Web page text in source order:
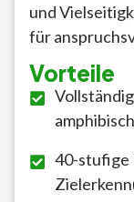
und
für
Vorteile
40-stufige